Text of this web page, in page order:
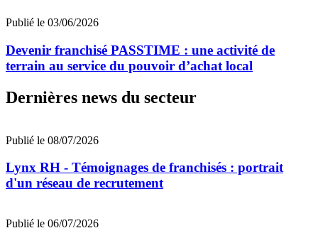
Publié le 03/06/2026
Devenir franchisé PASSTIME : une activité de
terrain au service du pouvoir d’achat local
Dernières news du secteur
Publié le 08/07/2026
Lynx RH - Témoignages de franchisés : portrait
d'un réseau de recrutement
Publié le 06/07/2026